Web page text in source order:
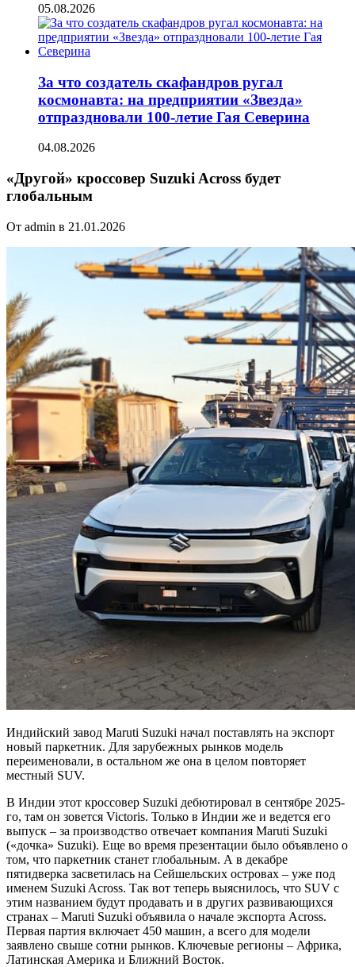
05.08.2026
За что создатель скафандров ругал
космонавта: на предприятии «Звезда»
отпраздновали 100-летие Гая Северина
04.08.2026
«Другой» кроссовер Suzuki Across будет
глобальным
От admin в 21.01.2026
Индийский завод Maruti Suzuki начал поставлять на экспорт
новый паркетник. Для зарубежных рынков модель
переименовали, в остальном же она в целом повторяет
местный SUV.
В Индии этот кроссовер Suzuki дебютировал в сентябре 2025-
го, там он зовется Victoris. Только в Индии же и ведется его
выпуск – за производство отвечает компания Maruti Suzuki
(«дочка» Suzuki). Еще во время презентации было объявлено о
том, что паркетник станет глобальным. А в декабре
пятидверка засветилась на Сейшельских островах – уже под
именем Suzuki Across. Так вот теперь выяснилось, что SUV с
этим названием будут продавать и в других развивающихся
странах – Maruti Suzuki объявила о начале экспорта Across.
Первая партия включает 450 машин, а всего для модели
заявлено свыше сотни рынков. Ключевые регионы – Африка,
Латинская Америка и Ближний Восток.